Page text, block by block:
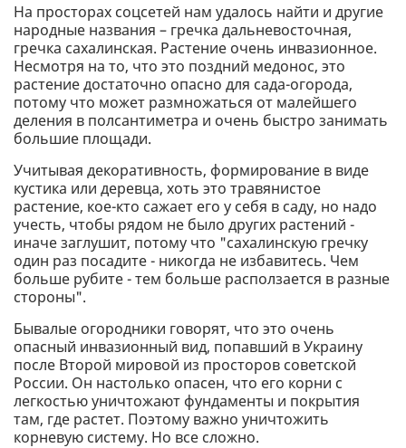
На просторах соцсетей нам удалось найти и другие
народные названия – гречка дальневосточная,
гречка сахалинская. Растение очень инвазионное.
Несмотря на то, что это поздний медонос, это
растение достаточно опасно для сада-огорода,
потому что может размножаться от малейшего
деления в полсантиметра и очень быстро занимать
большие площади.
Учитывая декоративность, формирование в виде
кустика или деревца, хоть это травянистое
растение, кое-кто сажает его у себя в саду, но надо
учесть, чтобы рядом не было других растений -
иначе заглушит, потому что "сахалинскую гречку
один раз посадите - никогда не избавитесь. Чем
больше рубите - тем больше расползается в разные
стороны".
Бывалые огородники говорят, что это очень
опасный инвазионный вид, попавший в Украину
после Второй мировой из просторов советской
России. Он настолько опасен, что его корни с
легкостью уничтожают фундаменты и покрытия
там, где растет. Поэтому важно уничтожить
корневую систему. Но все сложно.